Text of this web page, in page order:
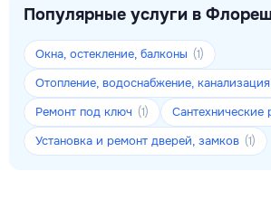
Популярные услуги в
Окна, остекление, балконы (1)
Отопление, водоснабжение, канализация
Ремонт под ключ (1) Сантехнические
Установка и ремонт дверей, замков (1)